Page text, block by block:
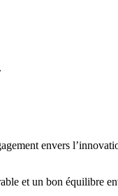
envers
et un bon équilibre